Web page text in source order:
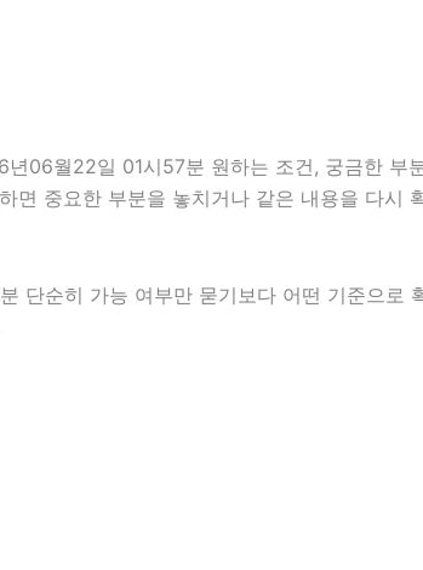
06월22일 01시57분 원하는 조건, 궁금한 부
중요한 부분을 놓치거나 같은 내용을 다시
단순히 가능 여부만 묻기보다 어떤 기준으로